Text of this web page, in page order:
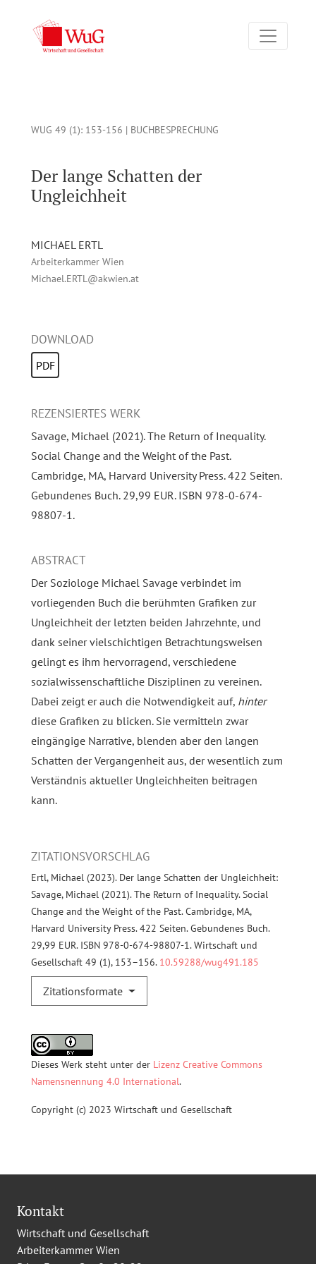
WUG 49 (1): 153-156 | BUCHBESPRECHUNG
Der lange Schatten der
Ungleichheit
MICHAEL ERTL
Arbeiterkammer Wien
Michael.ERTL@akwien.at
DOWNLOAD
PDF
ZITATIONSVORSCHLAG
Ertl, Michael (2023). Der lange Schatten der Ungleichheit:
Savage, Michael (2021). The Return of Inequality. Social
Change and the Weight of the Past. Cambridge, MA,
Harvard University Press. 422 Seiten. Gebundenes Buch.
29,99 EUR. ISBN 978-0-674-98807-1. Wirtschaft und
Gesellschaft 49 (1), 153–156.10.59288/wug491.185
Zitationsformate
Dieses Werk steht unter der Lizenz Creative Commons
Namensnennung 4.0 International.
Copyright (c) 2023 Wirtschaft und Gesellschaft
REZENSIERTES WERK
Savage, Michael (2021). The Return of Inequality.
Social Change and the Weight of the Past.
Cambridge, MA, Harvard University Press. 422 Seiten.
Gebundenes Buch. 29,99 EUR. ISBN 978-0-674-
98807-1.
ABSTRACT
Der Soziologe Michael Savage verbindet im
vorliegenden Buch die berühmten Grafiken zur
Ungleichheit der letzten beiden Jahrzehnte, und
dank seiner vielschichtigen Betrachtungsweisen
gelingt es ihm hervorragend, verschiedene
sozialwissenschaftliche Disziplinen zu vereinen.
Dabei zeigt er auch die Notwendigkeit auf, hinter
diese Grafiken zu blicken. Sie vermitteln zwar
eingängige Narrative, blenden aber den langen
Schatten der Vergangenheit aus, der wesentlich zum
Verständnis aktueller Ungleichheiten beitragen
kann.
Kontakt
Wirtschaft und Gesellschaft
Arbeiterkammer Wien